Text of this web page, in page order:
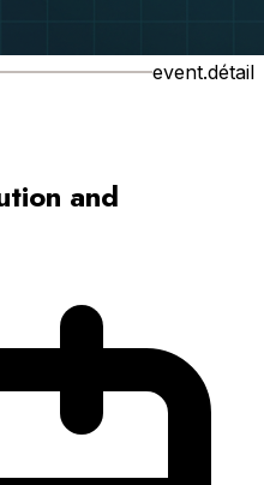
event.détail
and